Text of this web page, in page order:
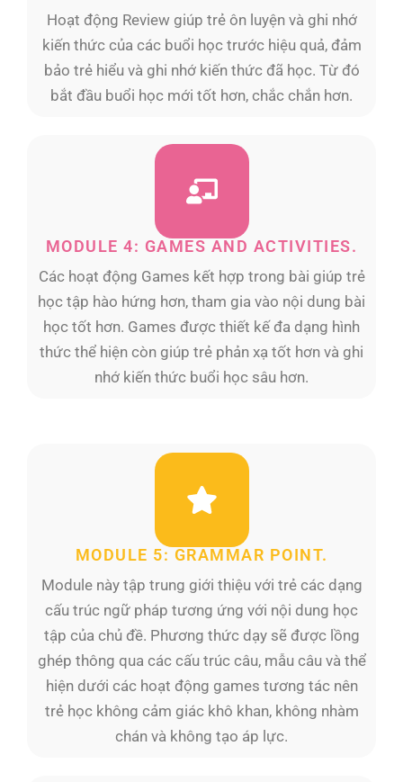
Hoạt động Review giúp trẻ ôn luyện và ghi nhớ
kiến thức của các buổi học trước hiệu quả, đảm
bảo trẻ hiểu và ghi nhớ kiến thức đã học. Từ đó
bắt đầu buổi học mới tốt hơn, chắc chắn hơn.
MODULE 4: GAMES AND ACTIVITIES.
Các hoạt động Games kết hợp trong bài giúp trẻ
học tập hào hứng hơn, tham gia vào nội dung bài
học tốt hơn. Games được thiết kế đa dạng hình
thức thể hiện còn giúp trẻ phản xạ tốt hơn và ghi
nhớ kiến thức buổi học sâu hơn.
MODULE 5: GRAMMAR POINT.
Module này tập trung giới thiệu với trẻ các dạng
cấu trúc ngữ pháp tương ứng với nội dung học
tập của chủ đề. Phương thức dạy sẽ được lồng
ghép thông qua các cấu trúc câu, mẫu câu và thể
hiện dưới các hoạt động games tương tác nên
trẻ học không cảm giác khô khan, không nhàm
chán và không tạo áp lực.